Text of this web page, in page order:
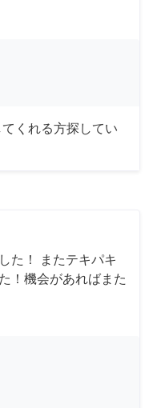
くれる方探してい
た！ またテキパキ
！機会があればまた